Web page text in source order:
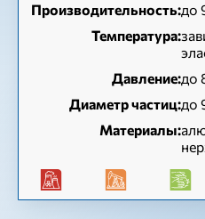
Производительность:до
Температура:
Давление:до
Диаметр частиц:до
Материалы: